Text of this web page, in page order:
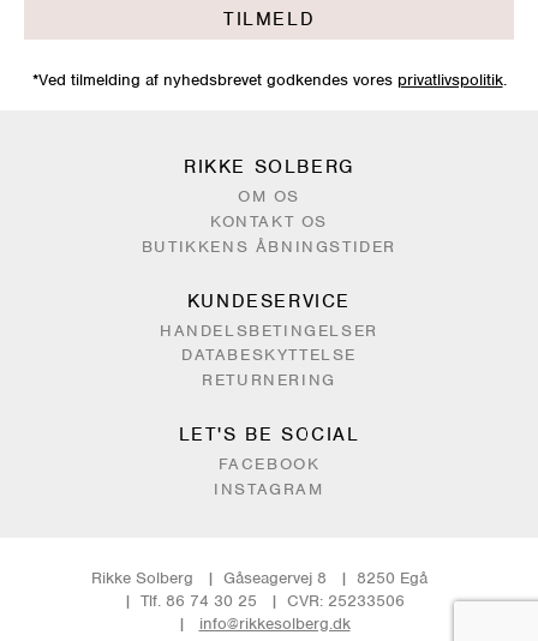
TILMELD
*Ved tilmelding af nyhedsbrevet godkendes vores privatlivspolitik.
RIKKE SOLBERG
OM OS
KONTAKT OS
BUTIKKENS ÅBNINGSTIDER
KUNDESERVICE
HANDELSBETINGELSER
DATABESKYTTELSE
RETURNERING
LET'S BE SOCIAL
FACEBOOK
INSTAGRAM
Rikke Solberg Gåseagervej 8
8250 Egå
Tlf. 86 74 30 25
CVR: 25233506
info@rikkesolberg.dk